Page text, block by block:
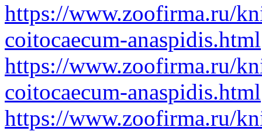
https://www.zoofirma.ru/
coitocaecum-anaspidis.html
https://www.zoofirma.ru/
coitocaecum-anaspidis.html
https://www.zoofirma.ru/